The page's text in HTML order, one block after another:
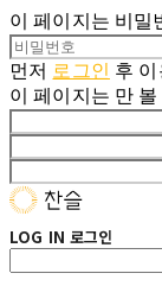
이 페이지는 비밀
먼저 로그인 후
이 페이지는 만
LOG IN 로그인